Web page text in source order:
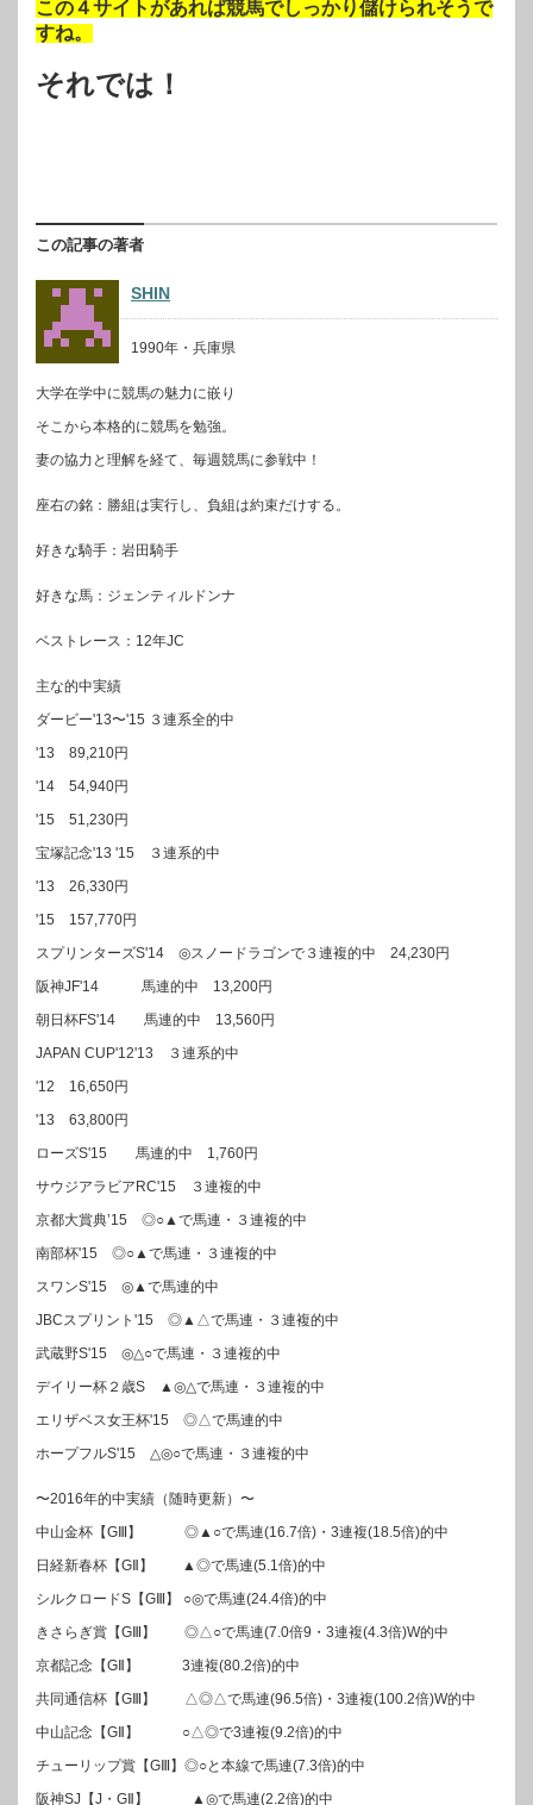
この４サイトがあれば競馬でしっかり儲けられそうで
すね。
それでは！
この記事の著者
SHIN
1990年・兵庫県
大学在学中に競馬の魅力に嵌り
そこから本格的に競馬を勉強。
妻の協力と理解を経て、毎週競馬に参戦中！
座右の銘：勝組は実行し、負組は約束だけする。
好きな騎手：岩田騎手
好きな馬：ジェンティルドンナ
ベストレース：12年JC
主な的中実績
ダービー'13〜'15 ３連系全的中
'13 89,210円
'14 54,940円
'15 51,230円
宝塚記念'13 '15 ３連系的中
'13 26,330円
'15 157,770円
スプリンターズS'14 ◎スノードラゴンで３連複的中 24,230円
阪神JF'14 馬連的中 13,200円
朝日杯FS'14 馬連的中 13,560円
JAPAN CUP'12'13 ３連系的中
'12 16,650円
'13 63,800円
ローズS'15 馬連的中 1,760円
サウジアラビアRC'15 ３連複的中
京都大賞典’15 ◎○▲で馬連・３連複的中
南部杯'15 ◎○▲で馬連・３連複的中
スワンS'15 ◎▲で馬連的中
JBCスプリント'15 ◎▲△で馬連・３連複的中
武蔵野S'15 ◎△○で馬連・３連複的中
デイリー杯２歳S ▲◎△で馬連・３連複的中
エリザベス女王杯'15 ◎△で馬連的中
ホープフルS'15 △◎○で馬連・３連複的中
〜2016年的中実績（随時更新）〜
中山金杯【GⅢ】 ◎▲○で馬連(16.7倍)・3連複(18.5倍)的中
日経新春杯【GⅡ】 ▲◎で馬連(5.1倍)的中
シルクロードS【GⅢ】 ○◎で馬連(24.4倍)的中
きさらぎ賞【GⅢ】 ◎△○で馬連(7.0倍9・3連複(4.3倍)W的中
京都記念【GⅡ】 3連複(80.2倍)的中
共同通信杯【GⅢ】 △◎△で馬連(96.5倍)・3連複(100.2倍)W的中
中山記念【GⅡ】 ○△◎で3連複(9.2倍)的中
チューリップ賞【GⅢ】◎○と本線で馬連(7.3倍)的中
阪神SJ【J・GⅡ】 ▲◎で馬連(2.2倍)的中